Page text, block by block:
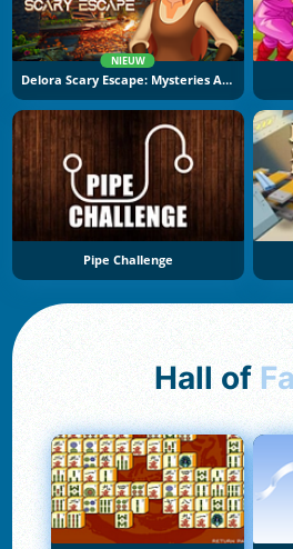
NIEUW
Delora Scary Escape: Mysteries Adventure
Pipe Challenge
Hall of